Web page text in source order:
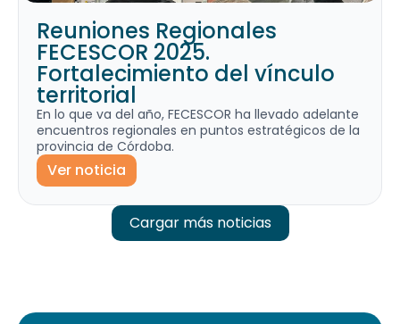
Reuniones Regionales
FECESCOR 2025.
Fortalecimiento del vínculo
territorial
En lo que va del año, FECESCOR ha llevado adelante
encuentros regionales en puntos estratégicos de la
provincia de Córdoba.
Ver noticia
Cargar más noticias